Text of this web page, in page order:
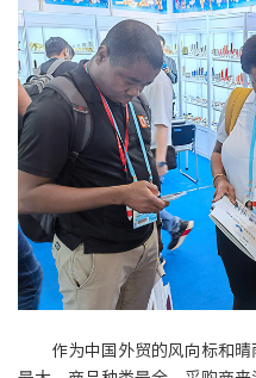
作为中国外贸的风向标和